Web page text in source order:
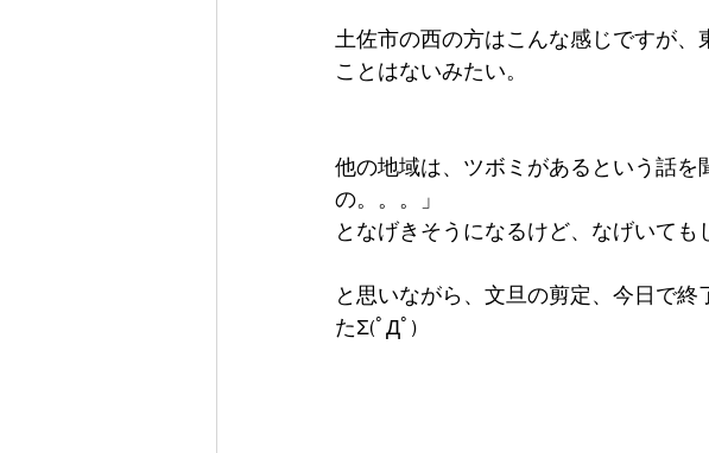
土佐市の西の方はこんな感じですが
ことはないみたい。
他の地域は、ツボミがあるという話
の。。。」
となげきそうになるけど、なげいても
と思いながら、文旦の剪定、今日で
たΣ(ﾟДﾟ)